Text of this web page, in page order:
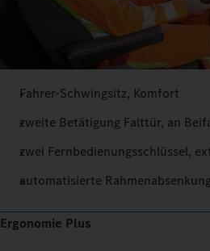
Fahrer-Schwingsitz, Komfort
zweite Betätigung Falttür, an
zwei Fernbedienungsschlüssel,
automatisierte
Ergonomie Plus